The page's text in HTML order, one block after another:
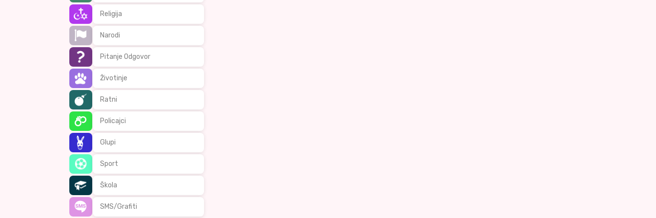
Religija
Narodi
Pitanje Odgovor
Životinje
Ratni
Policajci
Glupi
Sport
Škola
SMS/Grafiti